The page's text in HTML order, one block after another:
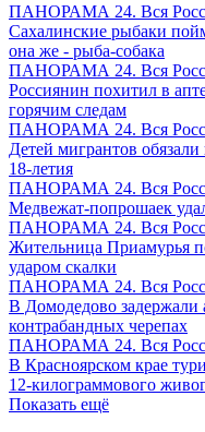
ПАНОРАМА 24. Вся
Сахалинские рыбаки
она же - рыба-собака
ПАНОРАМА 24. Вся
Россиянин похитил в
горячим следам
ПАНОРАМА 24. Вся
Детей мигрантов
18-летия
ПАНОРАМА 24. Вся
Медвежат-попрошаек
ПАНОРАМА 24. Вся
Жительница Приамурья
ударом скалки
ПАНОРАМА 24. Вся
В Домодедово задержали
контрабандных черепах
ПАНОРАМА 24. Вся
В Красноярском крае
12-килограммового
Показать ещё